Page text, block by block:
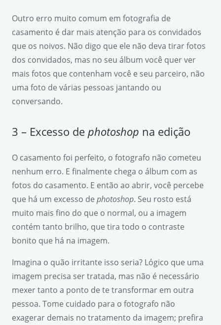
Outro erro muito comum em fotografia de
casamento é dar mais atenção para os convidados
que os noivos. Não digo que ele não deva tirar fotos
dos convidados, mas no seu álbum você quer ver
mais fotos que contenham você e seu parceiro, não
uma foto de várias pessoas jantando ou
conversando.
3 – Excesso de photoshop na edição
O casamento foi perfeito, o fotografo não cometeu
nenhum erro. E finalmente chega o álbum com as
fotos do casamento. E então ao abrir, você percebe
que há um excesso de photoshop. Seu rosto está
muito mais fino do que o normal, ou a imagem
contém tanto brilho, que tira todo o contraste
bonito que há na imagem.
Imagina o quão irritante isso seria? Lógico que uma
imagem precisa ser tratada, mas não é necessário
mexer tanto a ponto de te transformar em outra
pessoa. Tome cuidado para o fotografo não
exagerar demais no tratamento da imagem; prefira